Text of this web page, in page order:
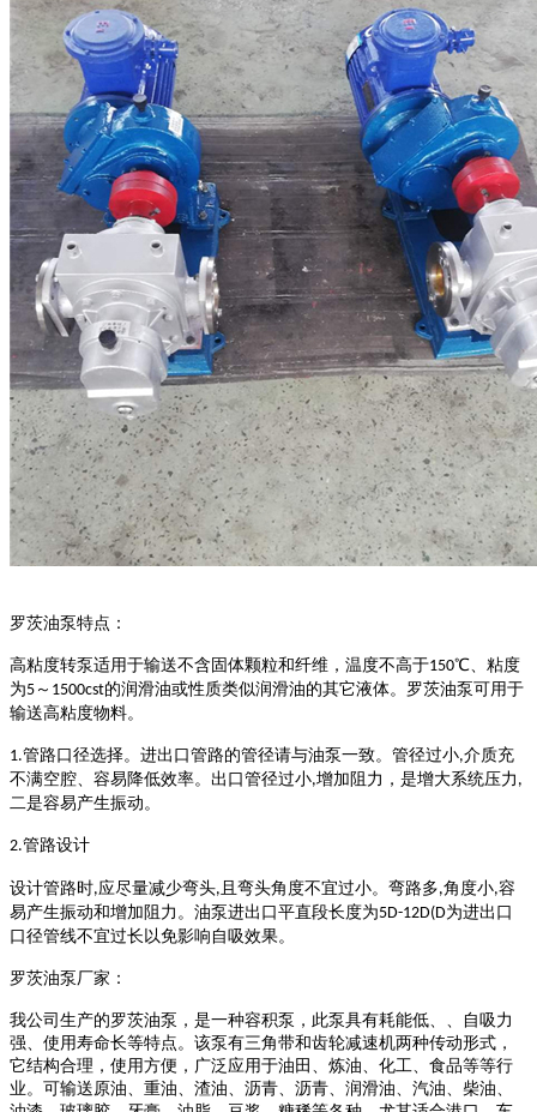
罗茨油泵特点：
高粘度转泵适用于输送不含固体颗粒和纤维，温度不高于150℃、粘度
为5 ～ 1500cst的润滑油或性质类似润滑油的其它液体。 罗茨油泵可用于
输送高粘度物料。
1.管路口径选择。进出口管路的管径请与油泵一致。管径过小,介质充
不满空腔、容易降低效率。出口管径过小,增加阻力，是增大系统压力 ,
二是容易产生振动。
2.管路设计
设计管路时,应尽量减少弯头, 且弯头角度不宜过小。弯路多,角度小,容
易产生振动和增加阻力。油泵进出口平直段长度为5D-12D(D为进出口
口径管线不宜过长以免影响自吸效果。
罗茨油泵 厂家：
我公司生产的罗茨油泵 ，是一种容积泵，此泵具有耗能低、、自吸力
强、使用寿命长等特点。该泵有三角带和齿轮减速机两种传动形式，
它结构合理，使用方便，广泛应用于油田、炼油、化工、食品等等行
业。可输送原油、重油、渣油、沥青、沥青、润滑油、汽油、柴油、